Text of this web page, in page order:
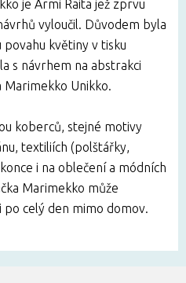
je Armi Raita jež zprvu
vyloučil. Důvodem byla
květiny v tisku
s návrhem na abstrakci
Marimekko Unikko.
koberců, stejné motivy
textiliích (polštářky,
i na oblečení a módních
Marimekko může
celý den mimo domov.